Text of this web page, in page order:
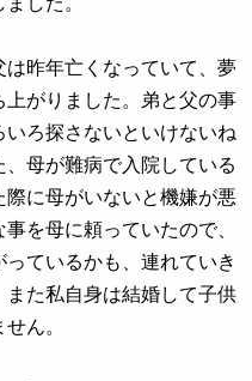
昨年亡くなっていて、夢
がりました。弟と父の事
ろ探さないといけないね
母が難病で入院している
に母がいないと機嫌が悪
を母に頼っていたので、
ているかも、連れていき
た私自身は結婚して子供
ん。